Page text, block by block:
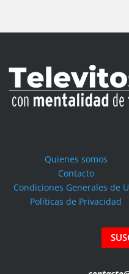
Quienes somos
Contacto
Condiciones Generales de
Políticas de Privacidad